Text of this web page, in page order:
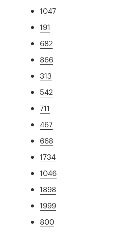
1047
191
682
866
313
542
711
467
668
1734
1046
1898
1999
800